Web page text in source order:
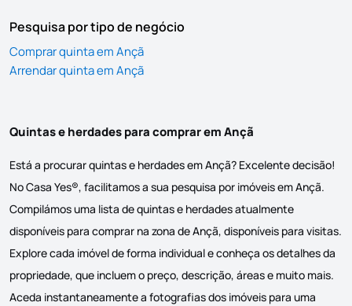
Pesquisa por tipo de negócio
Comprar quinta em Ançã
Arrendar quinta em Ançã
Quintas e herdades para comprar em Ançã
Está a procurar quintas e herdades em Ançã? Excelente decisão!
No Casa Yes®, facilitamos a sua pesquisa por imóveis em Ançã.
Compilámos uma lista de quintas e herdades atualmente
disponíveis para comprar na zona de Ançã, disponíveis para visitas.
Explore cada imóvel de forma individual e conheça os detalhes da
propriedade, que incluem o preço, descrição, áreas e muito mais.
Aceda instantaneamente a fotografias dos imóveis para uma